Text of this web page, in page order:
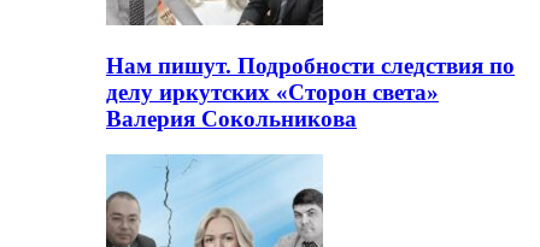
Нам пишут. Подробности следствия по
делу иркутских «Сторон света»
Валерия Сокольникова